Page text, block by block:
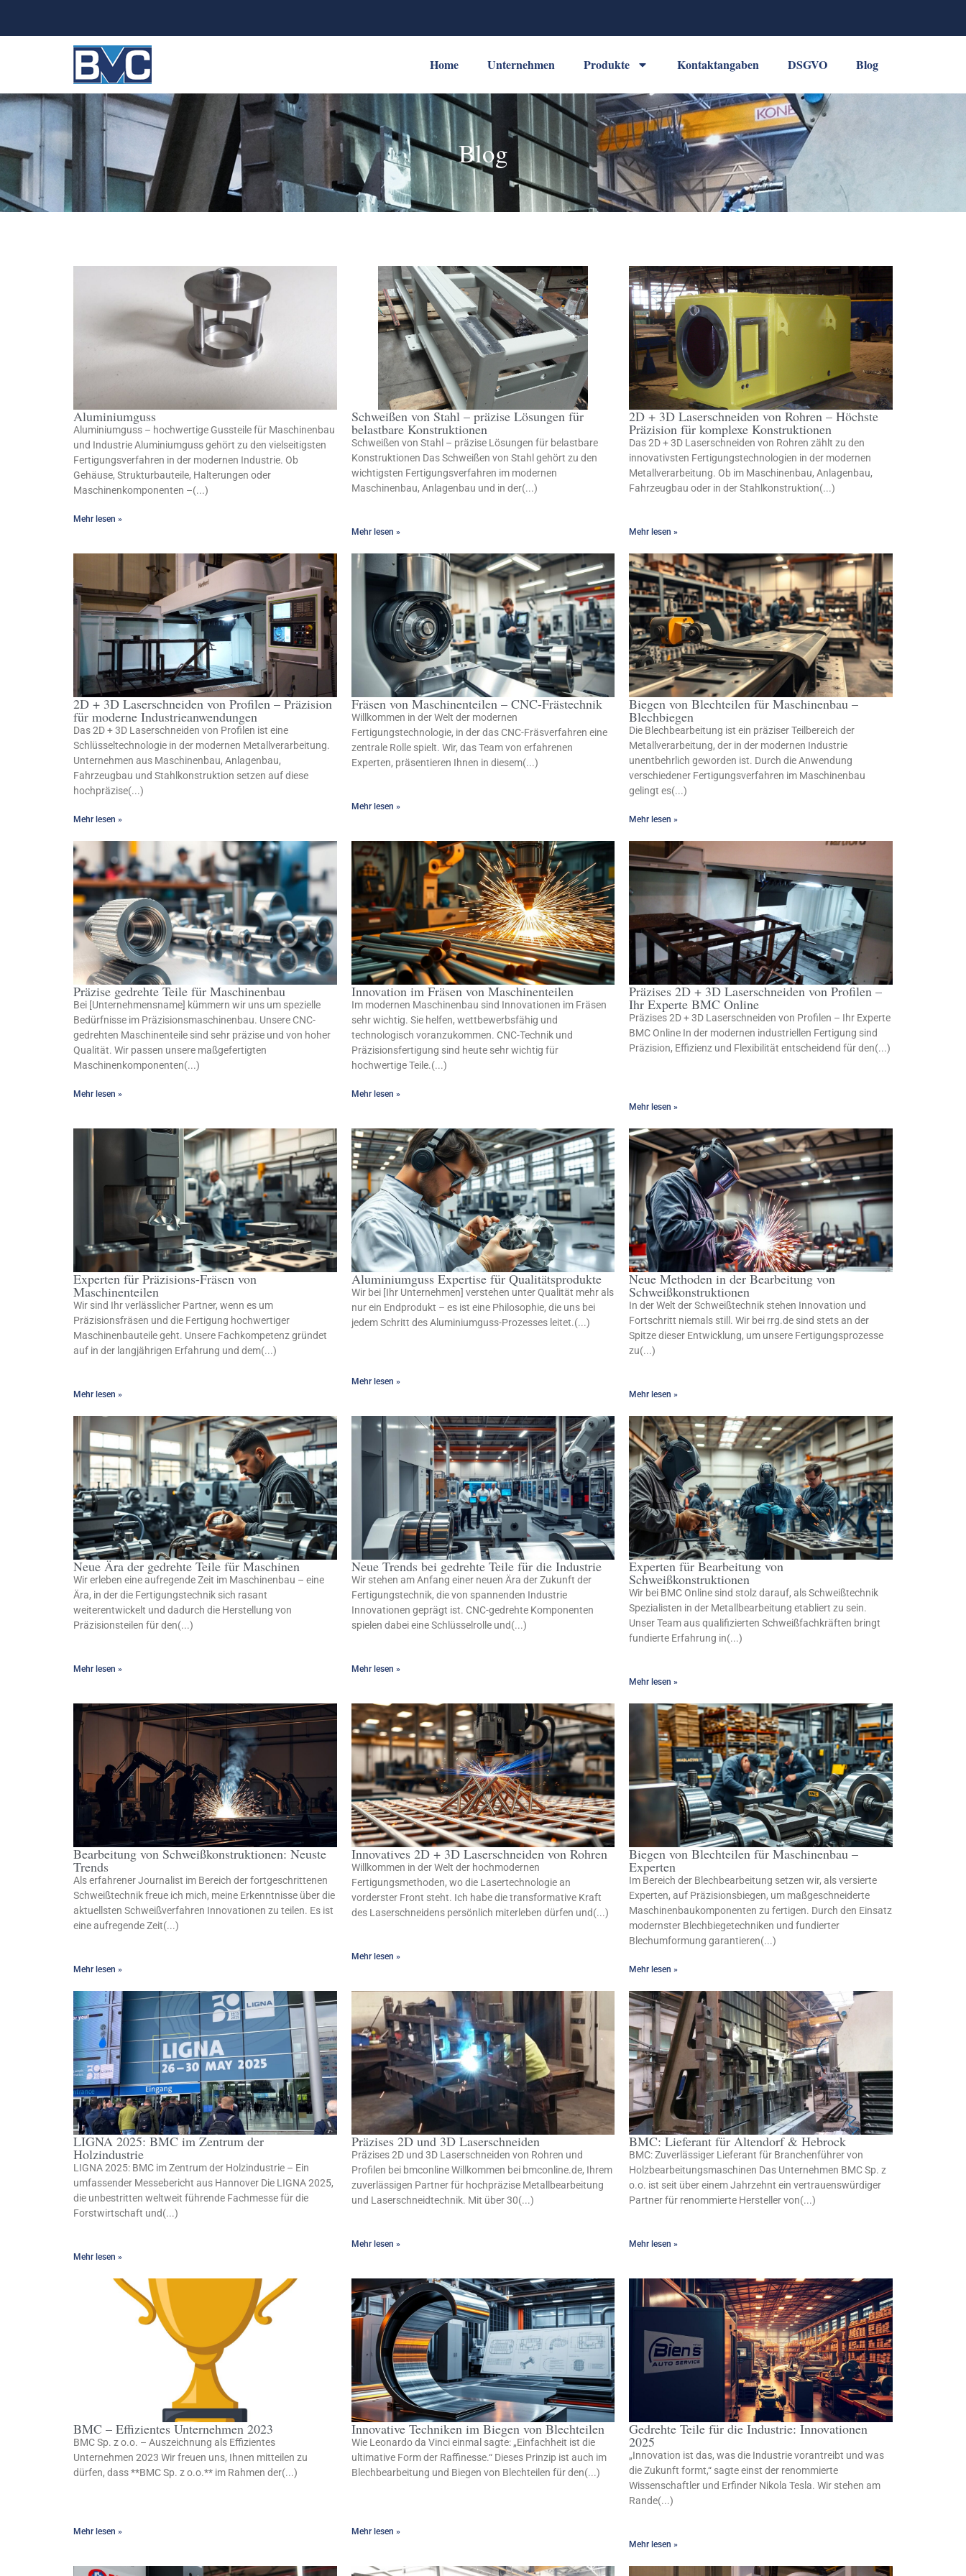
Home Unternehmen Produkte Kontaktangaben DSGVO Blog
Blog
Aluminiumguss
Aluminiumguss – hochwertige Gussteile für Maschinenbau
und Industrie Aluminiumguss gehört zu den vielseitigsten
Fertigungsverfahren in der modernen Industrie. Ob
Gehäuse, Strukturbauteile, Halterungen oder
Maschinenkomponenten –(...)
Mehr lesen »
Schweißen von Stahl – präzise Lösungen für
belastbare Konstruktionen
Schweißen von Stahl – präzise Lösungen für belastbare
Konstruktionen Das Schweißen von Stahl gehört zu den
wichtigsten Fertigungsverfahren im modernen
Maschinenbau, Anlagenbau und in der(...)
Mehr lesen »
2D + 3D Laserschneiden von Rohren – Höchste
Präzision für komplexe Konstruktionen
Das 2D + 3D Laserschneiden von Rohren zählt zu den
innovativsten Fertigungstechnologien in der modernen
Metallverarbeitung. Ob im Maschinenbau, Anlagenbau,
Fahrzeugbau oder in der Stahlkonstruktion(...)
Mehr lesen »
2D + 3D Laserschneiden von Profilen – Präzision
für moderne Industrieanwendungen
Das 2D + 3D Laserschneiden von Profilen ist eine
Schlüsseltechnologie in der modernen Metallverarbeitung.
Unternehmen aus Maschinenbau, Anlagenbau,
Fahrzeugbau und Stahlkonstruktion setzen auf diese
hochpräzise(...)
Mehr lesen »
Fräsen von Maschinenteilen – CNC-Frästechnik
Willkommen in der Welt der modernen
Fertigungstechnologie, in der das CNC-Fräsverfahren eine
zentrale Rolle spielt. Wir, das Team von erfahrenen
Experten, präsentieren Ihnen in diesem(...)
Mehr lesen »
Biegen von Blechteilen für Maschinenbau –
Blechbiegen
Die Blechbearbeitung ist ein präziser Teilbereich der
Metallverarbeitung, der in der modernen Industrie
unentbehrlich geworden ist. Durch die Anwendung
verschiedener Fertigungsverfahren im Maschinenbau
gelingt es(...)
Mehr lesen »
Präzise gedrehte Teile für Maschinenbau
Bei [Unternehmensname] kümmern wir uns um spezielle
Bedürfnisse im Präzisionsmaschinenbau. Unsere CNC-
gedrehten Maschinenteile sind sehr präzise und von hoher
Qualität. Wir passen unsere maßgefertigten
Maschinenkomponenten(...)
Mehr lesen »
Innovation im Fräsen von Maschinenteilen
Im modernen Maschinenbau sind Innovationen im Fräsen
sehr wichtig. Sie helfen, wettbewerbsfähig und
technologisch voranzukommen. CNC-Technik und
Präzisionsfertigung sind heute sehr wichtig für
hochwertige Teile.(...)
Mehr lesen »
Präzises 2D + 3D Laserschneiden von Profilen –
Ihr Experte BMC Online
Präzises 2D + 3D Laserschneiden von Profilen – Ihr Experte
BMC Online In der modernen industriellen Fertigung sind
Präzision, Effizienz und Flexibilität entscheidend für den(...)
Mehr lesen »
Experten für Präzisions-Fräsen von
Maschinenteilen
Wir sind Ihr verlässlicher Partner, wenn es um
Präzisionsfräsen und die Fertigung hochwertiger
Maschinenbauteile geht. Unsere Fachkompetenz gründet
auf in der langjährigen Erfahrung und dem(...)
Mehr lesen »
Aluminiumguss Expertise für Qualitätsprodukte
Wir bei [Ihr Unternehmen] verstehen unter Qualität mehr als
nur ein Endprodukt – es ist eine Philosophie, die uns bei
jedem Schritt des Aluminiumguss-Prozesses leitet.(...)
Mehr lesen »
Neue Methoden in der Bearbeitung von
Schweißkonstruktionen
In der Welt der Schweißtechnik stehen Innovation und
Fortschritt niemals still. Wir bei rrg.de sind stets an der
Spitze dieser Entwicklung, um unsere Fertigungsprozesse
zu(...)
Mehr lesen »
Neue Ära der gedrehte Teile für Maschinen
Wir erleben eine aufregende Zeit im Maschinenbau – eine
Ära, in der die Fertigungstechnik sich rasant
weiterentwickelt und dadurch die Herstellung von
Präzisionsteilen für den(...)
Mehr lesen »
Neue Trends bei gedrehte Teile für die Industrie
Wir stehen am Anfang einer neuen Ära der Zukunft der
Fertigungstechnik, die von spannenden Industrie
Innovationen geprägt ist. CNC-gedrehte Komponenten
spielen dabei eine Schlüsselrolle und(...)
Mehr lesen »
Experten für Bearbeitung von
Schweißkonstruktionen
Wir bei BMC Online sind stolz darauf, als Schweißtechnik
Spezialisten in der Metallbearbeitung etabliert zu sein.
Unser Team aus qualifizierten Schweißfachkräften bringt
fundierte Erfahrung in(...)
Mehr lesen »
Bearbeitung von Schweißkonstruktionen: Neuste
Trends
Als erfahrener Journalist im Bereich der fortgeschrittenen
Schweißtechnik freue ich mich, meine Erkenntnisse über die
aktuellsten Schweißverfahren Innovationen zu teilen. Es ist
eine aufregende Zeit(...)
Mehr lesen »
Innovatives 2D + 3D Laserschneiden von Rohren
Willkommen in der Welt der hochmodernen
Fertigungsmethoden, wo die Lasertechnologie an
vorderster Front steht. Ich habe die transformative Kraft
des Laserschneidens persönlich miterleben dürfen und(...)
Mehr lesen »
Biegen von Blechteilen für Maschinenbau –
Experten
Im Bereich der Blechbearbeitung setzen wir, als versierte
Experten, auf Präzisionsbiegen, um maßgeschneiderte
Maschinenbaukomponenten zu fertigen. Durch den Einsatz
modernster Blechbiegetechniken und fundierter
Blechumformung garantieren(...)
Mehr lesen »
LIGNA 2025: BMC im Zentrum der
Holzindustrie
LIGNA 2025: BMC im Zentrum der Holzindustrie – Ein
umfassender Messebericht aus Hannover Die LIGNA 2025,
die unbestritten weltweit führende Fachmesse für die
Forstwirtschaft und(...)
Mehr lesen »
Präzises 2D und 3D Laserschneiden
Präzises 2D und 3D Laserschneiden von Rohren und
Profilen bei bmconline Willkommen bei bmconline.de, Ihrem
zuverlässigen Partner für hochpräzise Metallbearbeitung
und Laserschneidtechnik. Mit über 30(...)
Mehr lesen »
BMC: Lieferant für Altendorf & Hebrock
BMC: Zuverlässiger Lieferant für Branchenführer von
Holzbearbeitungsmaschinen Das Unternehmen BMC Sp. z
o.o. ist seit über einem Jahrzehnt ein vertrauenswürdiger
Partner für renommierte Hersteller von(...)
Mehr lesen »
BMC – Effizientes Unternehmen 2023
BMC Sp. z o.o. – Auszeichnung als Effizientes
Unternehmen 2023 Wir freuen uns, Ihnen mitteilen zu
dürfen, dass **BMC Sp. z o.o.** im Rahmen der(...)
Mehr lesen »
Innovative Techniken im Biegen von Blechteilen
Wie Leonardo da Vinci einmal sagte: „Einfachheit ist die
ultimative Form der Raffinesse.“ Dieses Prinzip ist auch im
Blechbearbeitung und Biegen von Blechteilen für den(...)
Mehr lesen »
Gedrehte Teile für die Industrie: Innovationen
2025
„Innovation ist das, was die Industrie vorantreibt und was
die Zukunft formt,“ sagte einst der renommierte
Wissenschaftler und Erfinder Nikola Tesla. Wir stehen am
Rande(...)
Mehr lesen »